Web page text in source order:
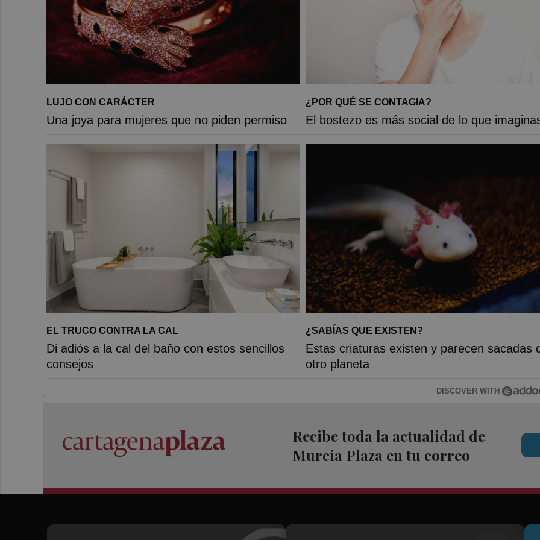
LUJO CON CARÁCTER
Una joya para mujeres que no piden permiso
¿POR QUÉ SE CONTAGIA?
El bostezo es más social de lo que
EL TRUCO CONTRA LA CAL
Di adiós a la cal del baño con estos sencillos
consejos
¿SABÍAS QUE EXISTEN?
Estas criaturas existen y parecen sacadas
otro planeta
DISCOVER WITH
Recibe toda la actualidad de
Murcia Plaza en tu correo